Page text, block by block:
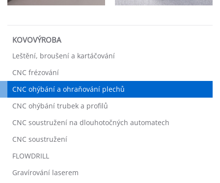
KOVOVÝROBA
Leštění, broušení a kartáčování
CNC frézování
CNC ohýbání a ohraňování plechů
CNC ohýbání trubek a profilů
CNC soustružení na dlouhotočných automatech
CNC soustružení
FLOWDRILL
Gravírování laserem